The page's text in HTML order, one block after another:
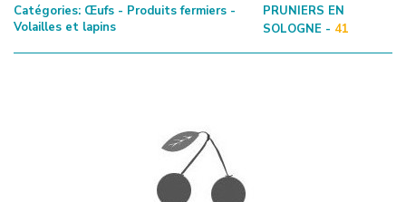
Catégories: Œufs - Produits fermiers -
Volailles et lapins
PRUNIERS EN
SOLOGNE - 41